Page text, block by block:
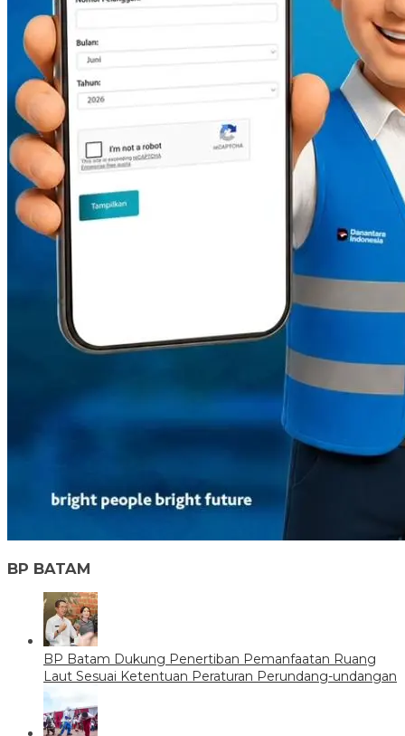
BP BATAM
BP Batam Dukung Penertiban Pemanfaatan Ruang
Laut Sesuai Ketentuan Peraturan Perundang-undangan